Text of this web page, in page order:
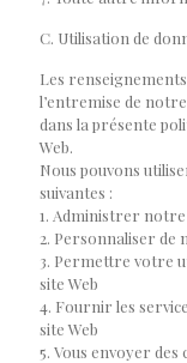
C. Utilisation de
Les
l’entremise de
dans la présente
Web.
Nous pouvons
suivantes :
1. Administrer notre
2. Personnaliser de
3. Permettre votre
site Web
4. Fournir les
site Web
5. Vous envoyer